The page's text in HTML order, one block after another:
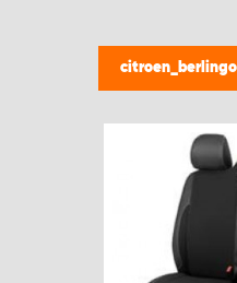
citroen_berlingo